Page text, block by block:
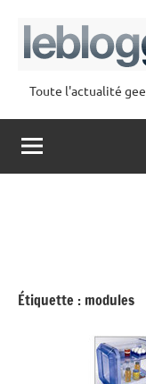
contenu
Toute l'actualité
Étiquette : modules